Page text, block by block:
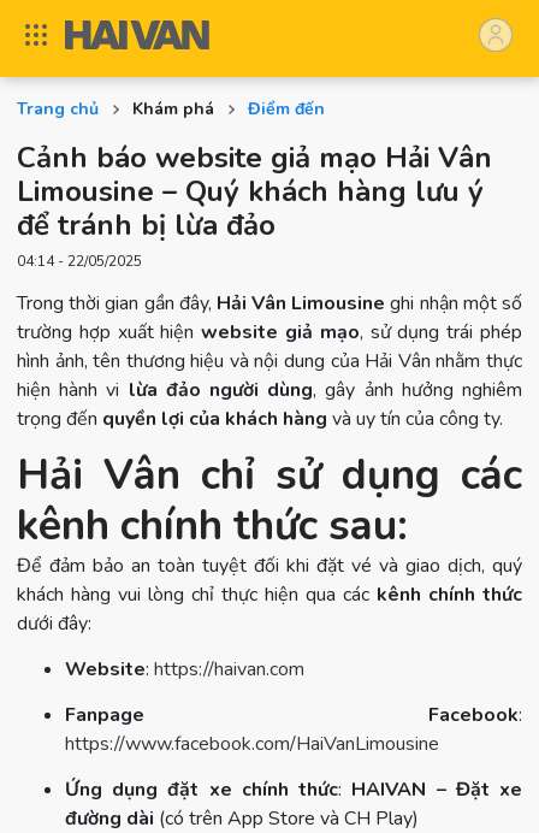
Trang chủ Khám phá Điểm đến
Cảnh báo website giả mạo Hải Vân
Limousine – Quý khách hàng lưu ý
để tránh bị lừa đảo
04:14 - 22/05/2025
Trong thời gian gần đây, Hải Vân Limousine ghi nhận một số
trường hợp xuất hiệnwebsite giả mạo, sử dụng trái phép
hình ảnh, tên thương hiệu và nội dung của Hải Vân nhằm thực
hiện hành vi lừa đảo người dùng, gây ảnh hưởng nghiêm
trọng đến quyền lợi của khách hàng và uy tín của công ty.
Hải Vân chỉ sử dụng các
kênh chính thức sau:
Để đảm bảo an toàn tuyệt đối khi đặt vé và giao dịch, quý
khách hàng vui lòng chỉ thực hiện qua các kênh chính thức
dưới đây:
Website: https://haivan.com
Fanpage Facebook:
https://www.facebook.com/HaiVanLimousine
Ứng dụng đặt xe chính thức: HAIVAN – Đặt xe
đường dài (có trên App Store và CH Play)